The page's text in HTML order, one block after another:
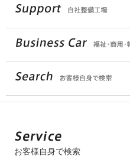
お客様自身で検索